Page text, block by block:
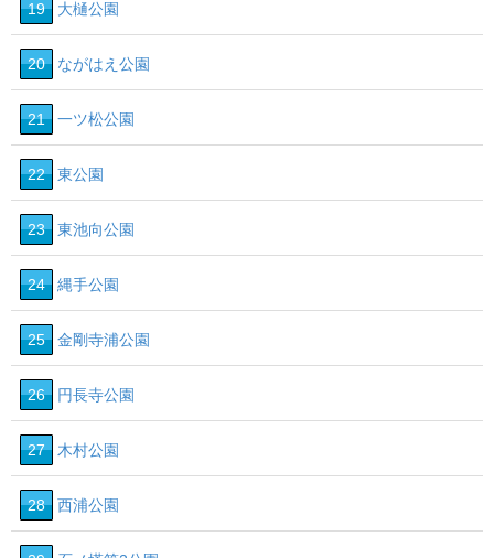
19 大樋公園
20 ながはえ公園
21 一ツ松公園
22 東公園
23 東池向公園
24 縄手公園
25 金剛寺浦公園
26 円長寺公園
27 木村公園
28 西浦公園